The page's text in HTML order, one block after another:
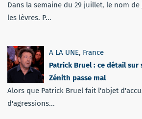
Dans la semaine du 29 juillet, le nom
les lèvres. P...
A LA UNE, France
Patrick Bruel : ce détail sur
Zénith passe mal
Alors que Patrick Bruel fait l'objet
d'agressions...